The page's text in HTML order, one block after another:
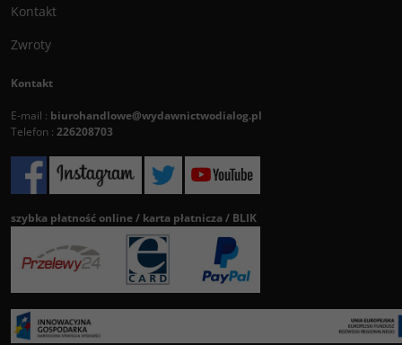
Kontakt
Zwroty
Kontakt
E-mail : biurohandlowe@wydawnictwodialog.pl
Telefon : 226208703
szybka płatność online / karta płatnicza / BLIK